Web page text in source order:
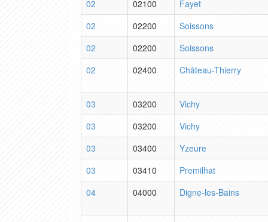
02
02100
Fayet
02
02200
Soissons
02
02200
Soissons
02
02400 Château-Thierry
03 03200
Vichy
03
03200
Vichy
03
03400
Yzeure
03
03410
Premilhat
04
04000 Digne-les-Bains